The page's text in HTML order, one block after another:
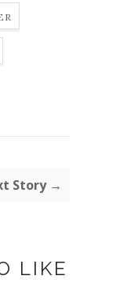
Story →
LIKE